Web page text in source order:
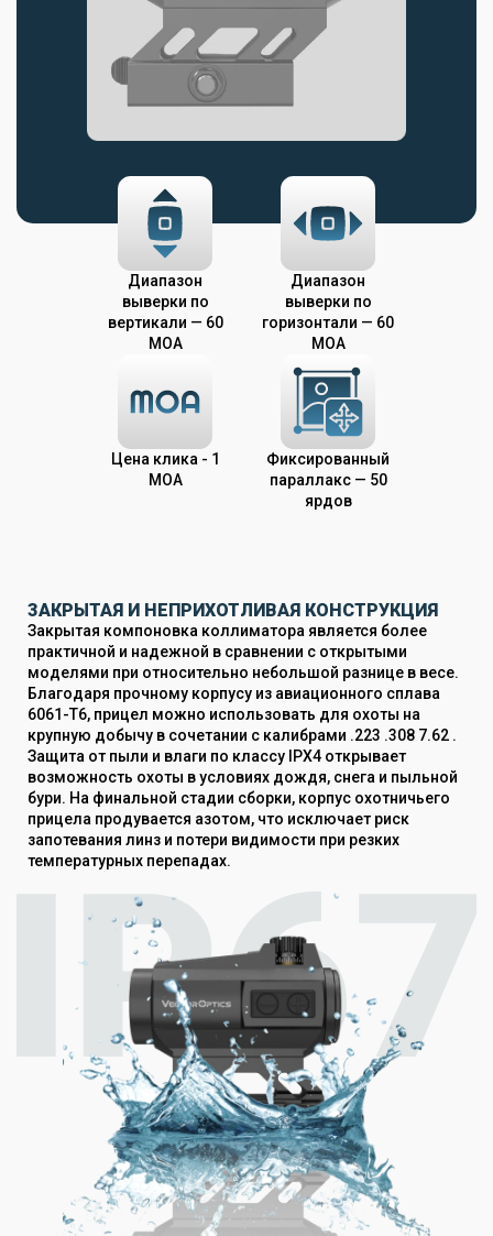
Цена клика - 1
MOA
Диапазон
выверки по
вертикали — 60
MOA
Диапазон
выверки по
горизонтали — 60
MOA
Фиксированный
параллакс — 50
ярдов
ЗАКРЫТАЯ И НЕПРИХОТЛИВАЯ КОНСТРУКЦИЯ
Закрытая компоновка коллиматора является более
практичной и надежной в сравнении с открытыми
моделями при относительно небольшой разнице в весе.
Благодаря прочному корпусу из авиационного сплава
6061-T6, прицел можно использовать для охоты на
крупную добычу в сочетании с калибрами .223 .308 7.62 .
Защита от пыли и влаги по классу IPX4 открывает
возможность охоты в условиях дождя, снега и пыльной
бури. На финальной стадии сборки, корпус охотничьего
прицела продувается азотом, что исключает риск
запотевания линз и потери видимости при резких
температурных перепадах.